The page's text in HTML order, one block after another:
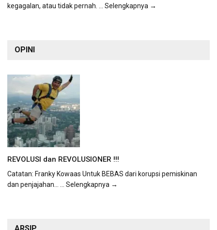
kegagalan, atau tidak pernah. ... Selengkapnya →
OPINI
REVOLUSI dan REVOLUSIONER !!!
Catatan: Franky Kowaas Untuk BEBAS dari korupsi pemiskinan
dan penjajahan...
... Selengkapnya →